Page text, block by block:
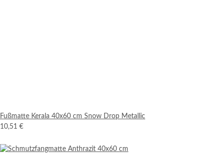
Fußmatte Kerala 40x60 cm Snow Drop Metallic
10,51 €